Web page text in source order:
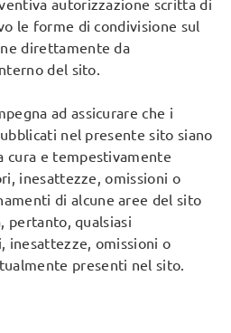
autorizzazione scritta di
le forme di condivisione sul
direttamente da
del sito.
ad assicurare che i
nel presente sito siano
cura e tempestivamente
inesattezze, omissioni o
di alcune aree del sito
pertanto, qualsiasi
inesattezze, omissioni o
presenti nel sito.